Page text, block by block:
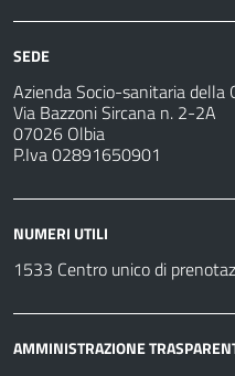
SEDE
Azienda Socio-sanitaria della
Via Bazzoni Sircana n. 2-2A
07026 Olbia
P.Iva 02891650901
NUMERI UTILI
1533 Centro unico di
AMMINISTRAZIONE